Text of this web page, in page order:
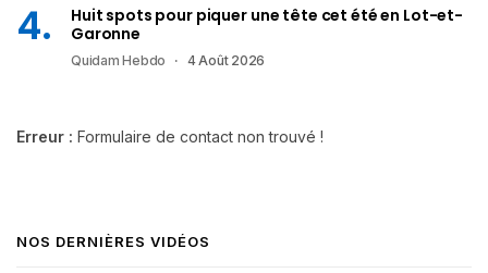
Huit spots pour piquer une tête cet été en Lot-et-
Garonne
Quidam Hebdo 4 Août 2026
Erreur : Formulaire de contact non trouvé !
NOS DERNIÈRES VIDÉOS